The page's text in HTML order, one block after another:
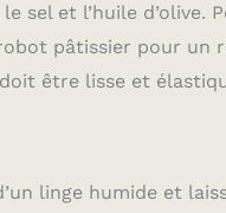
sel et l’huile d’olive.
pâtissier pour un
être lisse et
linge humide et